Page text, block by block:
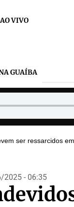
VIVO
GUAÍBA
ser ressarcidos
2025 - 06:35